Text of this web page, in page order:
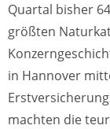
Quartal bisher
größten
in Hannover
machten die